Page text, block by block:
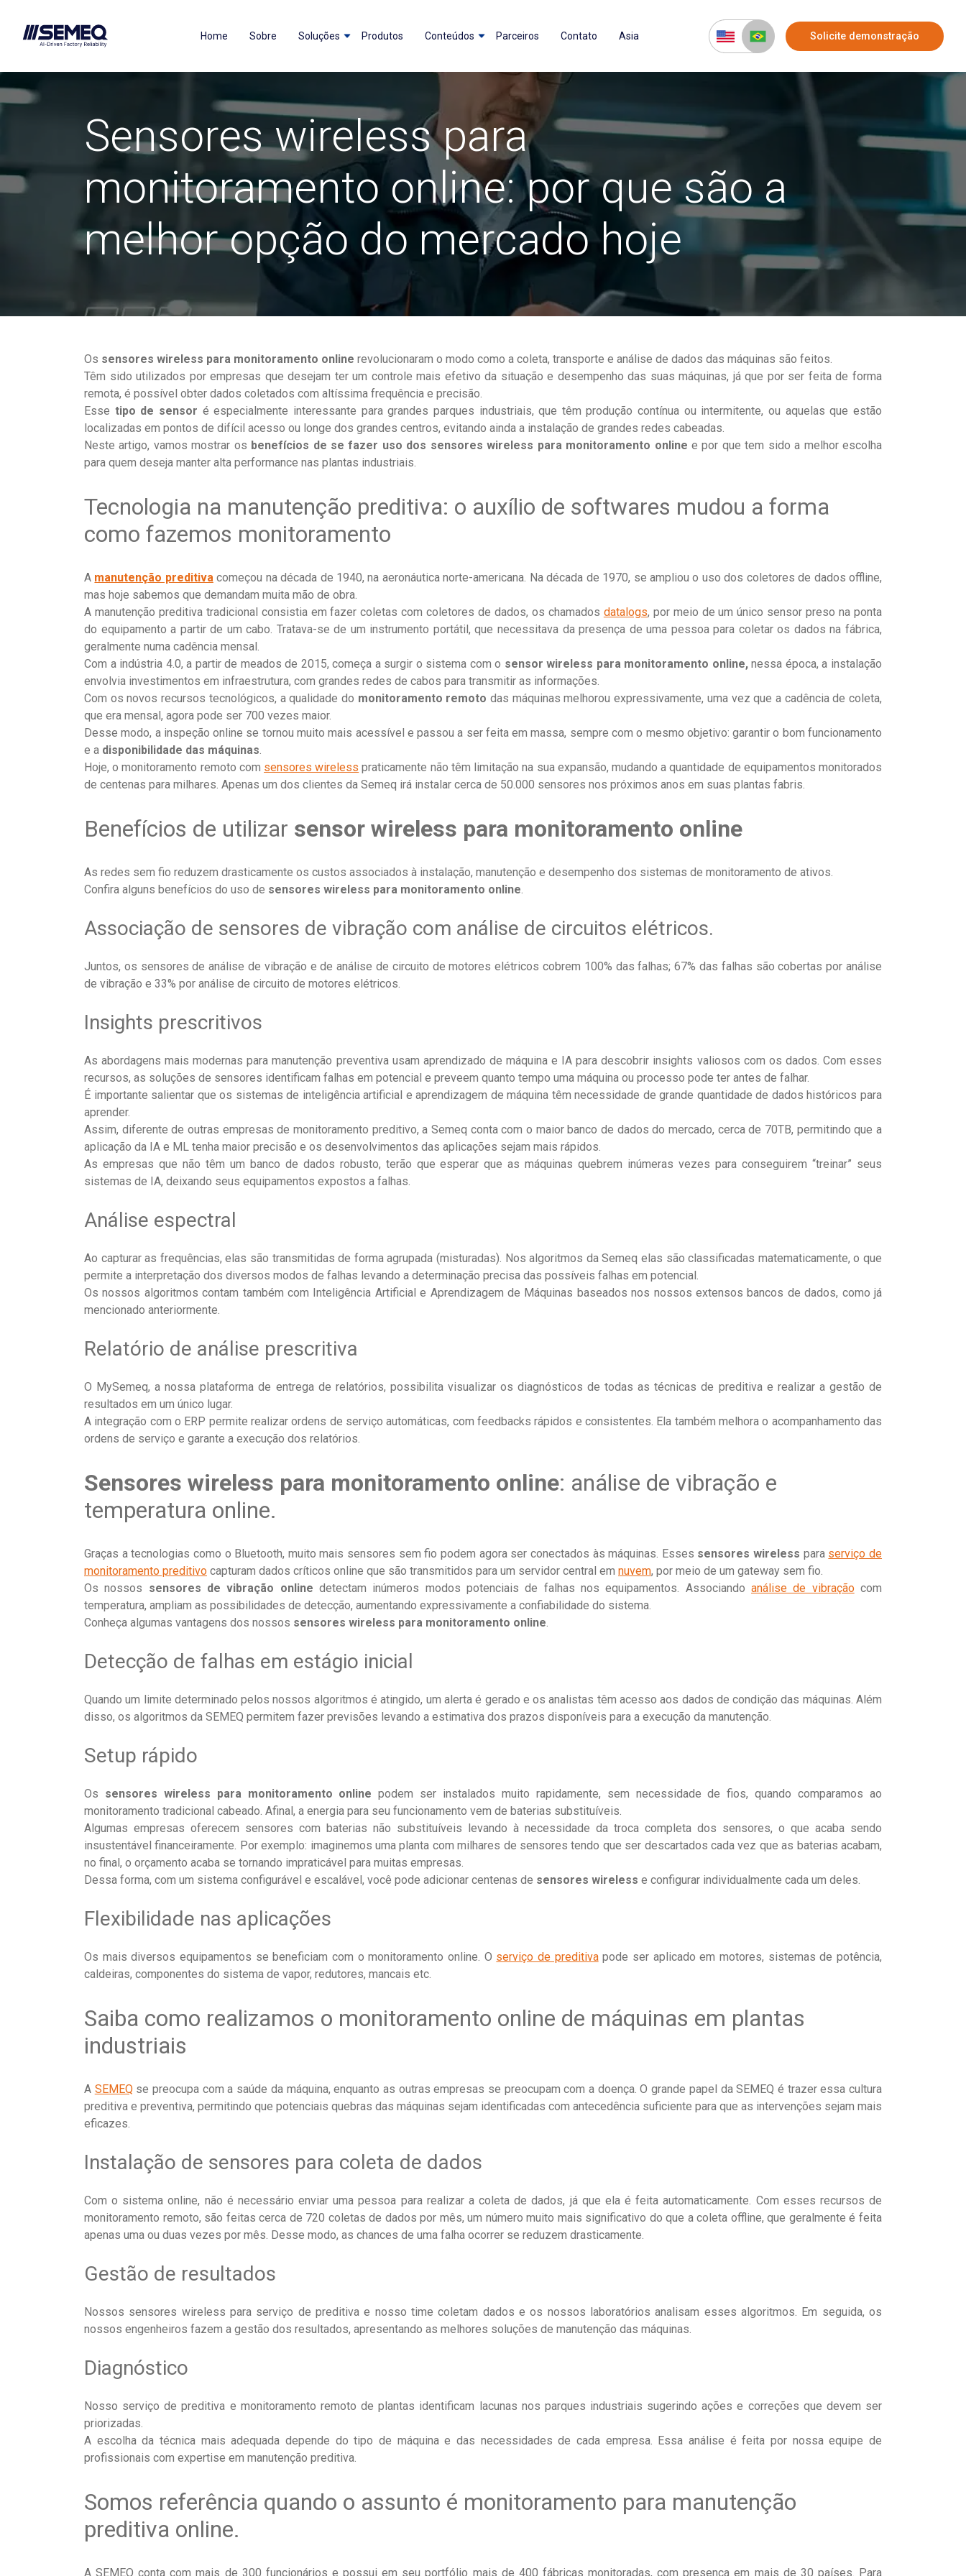
Home Sobre Soluções Produtos Conteúdos Parceiros Contato Asia Solicite demonstração
Sensores wireless para
monitoramento online: por que são a
melhor opção do mercado hoje
Os sensores wireless para monitoramento online revolucionaram o modo como a coleta, transporte e análise de dados das máquinas são feitos.
Têm sido utilizados por empresas que desejam ter um controle mais efetivo da situação e desempenho das suas máquinas, já que por ser feita de forma
remota, é possível obter dados coletados com altíssima frequência e precisão.
Esse tipo de sensor é especialmente interessante para grandes parques industriais, que têm produção contínua ou intermitente, ou aquelas que estão
localizadas em pontos de difícil acesso ou longe dos grandes centros, evitando ainda a instalação de grandes redes cabeadas.
Neste artigo, vamos mostrar os benefícios de se fazer uso dos sensores wireless para monitoramento online e por que tem sido a melhor escolha
para quem deseja manter alta performance nas plantas industriais.
Tecnologia na manutenção preditiva: o auxílio de softwares mudou a forma
como fazemos monitoramento
A manutenção preditivacomeçou na década de 1940, na aeronáutica norte-americana. Na década de 1970, se ampliou o uso dos coletores de dados offline,
mas hoje sabemos que demandam muita mão de obra.
A manutenção preditiva tradicional consistia em fazer coletas com coletores de dados, os chamados datalogs, por meio de um único sensor preso na ponta
do equipamento a partir de um cabo. Tratava-se de um instrumento portátil, que necessitava da presença de uma pessoa para coletar os dados na fábrica,
geralmente numa cadência mensal.
Com a indústria 4.0, a partir de meados de 2015, começa a surgir o sistema com o sensor wireless para monitoramento online,nessa época, a instalação
envolvia investimentos em infraestrutura, com grandes redes de cabos para transmitir as informações.
Com os novos recursos tecnológicos, a qualidade do monitoramento remoto das máquinas melhorou expressivamente, uma vez que a cadência de coleta,
que era mensal, agora pode ser 700 vezes maior.
Desse modo, a inspeção online se tornou muito mais acessível e passou a ser feita em massa, sempre com o mesmo objetivo: garantir o bom funcionamento
e a disponibilidade das máquinas.
Hoje, o monitoramento remoto com sensores wireless praticamente não têm limitação na sua expansão, mudando a quantidade de equipamentos monitorados
de centenas para milhares. Apenas um dos clientes da Semeq irá instalar cerca de 50.000 sensores nos próximos anos em suas plantas fabris.
Benefícios de utilizar sensor wireless para monitoramento online
As redes sem fio reduzem drasticamente os custos associados à instalação, manutenção e desempenho dos sistemas de monitoramento de ativos.
Confira alguns benefícios do uso de sensores wireless para monitoramento online.
Associação de sensores de vibração com análise de circuitos elétricos.
Juntos, os sensores de análise de vibração e de análise de circuito de motores elétricos cobrem 100% das falhas; 67% das falhas são cobertas por análise
de vibração e 33% por análise de circuito de motores elétricos.
Insights prescritivos
As abordagens mais modernas para manutenção preventiva usam aprendizado de máquina e IA para descobrir insights valiosos com os dados. Com esses
recursos, as soluções de sensores identificam falhas em potencial e preveem quanto tempo uma máquina ou processo pode ter antes de falhar.
É importante salientar que os sistemas de inteligência artificial e aprendizagem de máquina têm necessidade de grande quantidade de dados históricos para
aprender.
Assim, diferente de outras empresas de monitoramento preditivo, a Semeq conta com o maior banco de dados do mercado, cerca de 70TB, permitindo que a
aplicação da IA e ML tenha maior precisão e os desenvolvimentos das aplicações sejam mais rápidos.
As empresas que não têm um banco de dados robusto, terão que esperar que as máquinas quebrem inúmeras vezes para conseguirem “treinar” seus
sistemas de IA, deixando seus equipamentos expostos a falhas.
Análise espectral
Ao capturar as frequências, elas são transmitidas de forma agrupada (misturadas). Nos algoritmos da Semeq elas são classificadas matematicamente, o que
permite a interpretação dos diversos modos de falhas levando a determinação precisa das possíveis falhas em potencial.
Os nossos algoritmos contam também com Inteligência Artificial e Aprendizagem de Máquinas baseados nos nossos extensos bancos de dados, como já
mencionado anteriormente.
Relatório de análise prescritiva
O MySemeq, a nossa plataforma de entrega de relatórios, possibilita visualizar os diagnósticos de todas as técnicas de preditiva e realizar a gestão de
resultados em um único lugar.
A integração com o ERP permite realizar ordens de serviço automáticas, com feedbacks rápidos e consistentes. Ela também melhora o acompanhamento das
ordens de serviço e garante a execução dos relatórios.
Sensores wireless para monitoramento online: análise de vibração e
temperatura online.
Graças a tecnologias como o Bluetooth, muito mais sensores sem fio podem agora ser conectados às máquinas. Esses sensores wireless para serviço de
monitoramento preditivo capturam dados críticos online que são transmitidos para um servidor central em nuvem, por meio de um gateway sem fio.
Os nossos sensores de vibração online detectam inúmeros modos potenciais de falhas nos equipamentos. Associandoanálise de vibraçãocom
temperatura, ampliam as possibilidades de detecção, aumentando expressivamente a confiabilidade do sistema.
Conheça algumas vantagens dos nossos sensores wireless para monitoramento online.
Detecção de falhas em estágio inicial
Quando um limite determinado pelos nossos algoritmos é atingido, um alerta é gerado e os analistas têm acesso aos dados de condição das máquinas. Além
disso, os algoritmos da SEMEQ permitem fazer previsões levando a estimativa dos prazos disponíveis para a execução da manutenção.
Setup rápido
Os sensores wireless para monitoramento online podem ser instalados muito rapidamente, sem necessidade de fios, quando comparamos ao
monitoramento tradicional cabeado. Afinal, a energia para seu funcionamento vem de baterias substituíveis.
Algumas empresas oferecem sensores com baterias não substituíveis levando à necessidade da troca completa dos sensores, o que acaba sendo
insustentável financeiramente. Por exemplo: imaginemos uma planta com milhares de sensores tendo que ser descartados cada vez que as baterias acabam,
no final, o orçamento acaba se tornando impraticável para muitas empresas.
Dessa forma, com um sistema configurável e escalável, você pode adicionar centenas de sensores wireless e configurar individualmente cada um deles.
Flexibilidade nas aplicações
Os mais diversos equipamentos se beneficiam com o monitoramento online. O serviço de preditivapode ser aplicado em motores, sistemas de potência,
caldeiras, componentes do sistema de vapor, redutores, mancais etc.
Saiba como realizamos o monitoramento online de máquinas em plantas
industriais
A SEMEQse preocupa com a saúde da máquina, enquanto as outras empresas se preocupam com a doença. O grande papel da SEMEQ é trazer essa cultura
preditiva e preventiva, permitindo que potenciais quebras das máquinas sejam identificadas com antecedência suficiente para que as intervenções sejam mais
eficazes.
Instalação de sensores para coleta de dados
Com o sistema online, não é necessário enviar uma pessoa para realizar a coleta de dados, já que ela é feita automaticamente. Com esses recursos de
monitoramento remoto, são feitas cerca de 720 coletas de dados por mês, um número muito mais significativo do que a coleta offline, que geralmente é feita
apenas uma ou duas vezes por mês. Desse modo, as chances de uma falha ocorrer se reduzem drasticamente.
Gestão de resultados
Nossos sensores wireless para serviço de preditiva e nosso time coletam dados e os nossos laboratórios analisam esses algoritmos. Em seguida, os
nossos engenheiros fazem a gestão dos resultados, apresentando as melhores soluções de manutenção das máquinas.
Diagnóstico
Nosso serviço de preditiva e monitoramento remoto de plantas identificam lacunas nos parques industriais sugerindo ações e correções que devem ser
priorizadas.
A escolha da técnica mais adequada depende do tipo de máquina e das necessidades de cada empresa. Essa análise é feita por nossa equipe de
profissionais com expertise em manutenção preditiva.
Somos referência quando o assunto é monitoramento para manutenção
preditiva online.
A SEMEQ conta com mais de 300 funcionários e possui em seu portfólio mais de 400 fábricas monitoradas, com presença em mais de 30 países. Para